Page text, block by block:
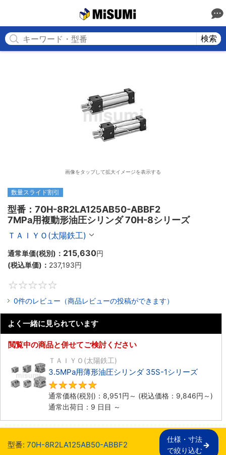
検索
画像をタップして拡大イメージを表示する
数量スライド割引
型番：70H-8R2LA125AB50-ABBF2
7MPa用複動形油圧シリンダ 70H-8シリーズ
ＴＡＩＹＯ(太陽鉄工)
通常単価(税別)： 215,630円
(税込単価)： 237,193円
0件のレビュー（商品レビューの投稿ができます）
よく一緒に見られています
閲覧中の商品と併せてご検討ください
ＴＡＩＹＯ(太陽鉄工)
3.5MPa用薄形油圧シリンダ 35S-1シリーズ
通常価格(税別)： 8,951円 ～ (税込価格： 9,846円 ～)
通常出荷日：9 日目 ～
型番: 70H-8R2LA125AB50-ABBF2
仕様・寸法
で絞り込む